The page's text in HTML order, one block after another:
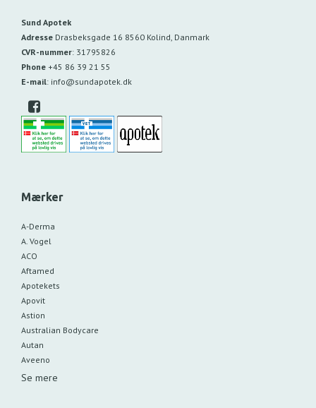
Sund Apotek
Adresse Drasbeksgade 16 8560 Kolind, Danmark
CVR-nummer: 31795826
Phone +45 86 39 21 55
E-mail: info@sundapotek.dk
Mærker
A-Derma
A. Vogel
ACO
Aftamed
Apotekets
Apovit
Astion
Australian Bodycare
Autan
Aveeno
Se mere